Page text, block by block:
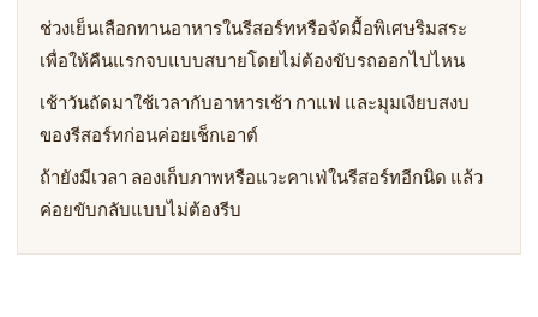
ช่วงเย็นเลือกทานอาหารในรีสอร์ทหรือจัดมื้อพิเศษริมสระ
เพื่อให้คืนแรกจบแบบสบายโดยไม่ต้องขับรถออกไปไหน
เช้าวันถัดมาใช้เวลากับอาหารเช้า กาแฟ และมุมเงียบสงบ
ของรีสอร์ทก่อนค่อยเช็กเอาต์
ถ้ายังมีเวลา ลองเก็บภาพหรือแวะคาเฟ่ในรีสอร์ทอีกนิด แล้ว
ค่อยขับกลับแบบไม่ต้องรีบ